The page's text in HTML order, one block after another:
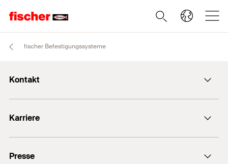
fischer Befestigungssysteme
Kontakt
+49 7443 12-0
Karriere
Gute Gründe
Presse